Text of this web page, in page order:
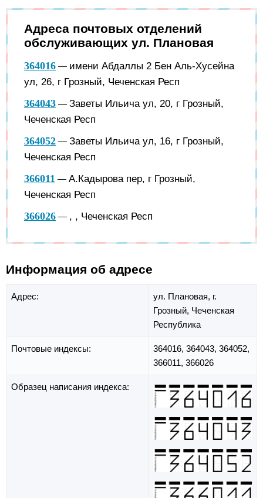
Адреса почтовых отделений
обслуживающих ул. Плановая
364016 — имени Абдаллы 2 Бен Аль-Хусейна
ул, 26, г Грозный, Чеченская Респ
364043 — Заветы Ильича ул, 20, г Грозный,
Чеченская Респ
364052 — Заветы Ильича ул, 16, г Грозный,
Чеченская Респ
366011 — А.Кадырова пер, г Грозный,
Чеченская Респ
366026 — , , Чеченская Респ
Информация об адресе
Адрес: ул. Плановая, г.
Грозный, Чеченская
Республика
Почтовые индексы:
364016, 364043, 364052,
366011, 366026
Образец написания индекса: